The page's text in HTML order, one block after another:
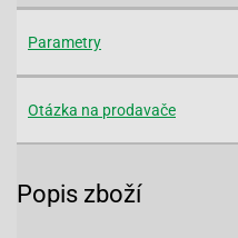
Parametry
Otázka na prodavače
Popis zboží